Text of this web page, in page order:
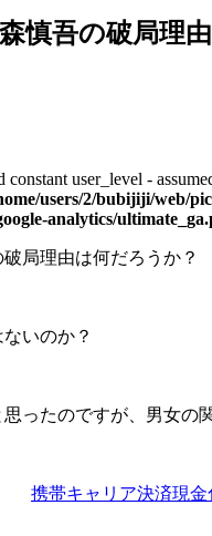
慎吾の破局理
constant user_level -
users/2/bubijiji/web/
analytics/
局理由は何だろうか？
いのか？
ったのですが、男女の
携帯キャリア決済現金